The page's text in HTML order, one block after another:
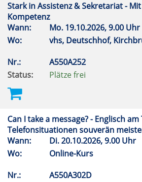
Stark in Assistenz & Sekretariat -
Kompetenz
Wann:
Mo. 19.10.2026, 9.00 Uhr
Wo:
vhs, Deutschhof,
Nr.:
A550A252
Status:
Plätze frei
Can I take a message? - Englisch
Telefonsituationen souverän
Wann:
Di.20.10.2026, 9.00 Uhr
Wo:
Online-Kurs
Nr.:
A550A302D